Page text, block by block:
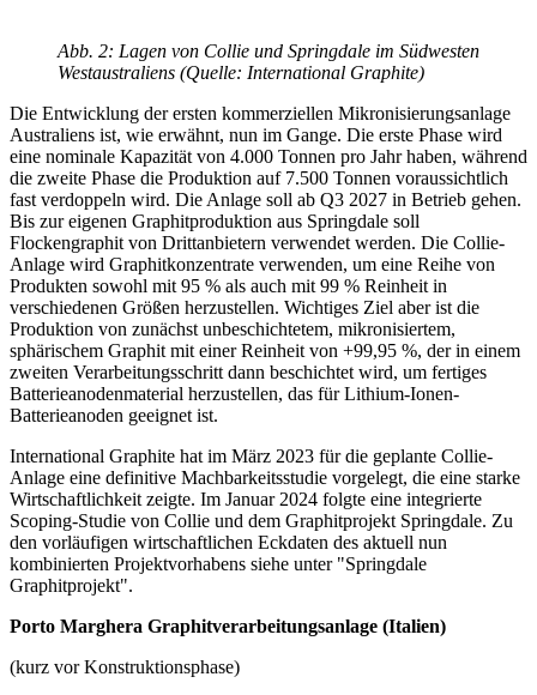
Abb. 2: Lagen von Collie und Springdale im Südwesten
Westaustraliens (Quelle: International Graphite)
Die Entwicklung der ersten kommerziellen Mikronisierungsanlage
Australiens ist, wie erwähnt, nun im Gange. Die erste Phase wird
eine nominale Kapazität von 4.000 Tonnen pro Jahr haben, während
die zweite Phase die Produktion auf 7.500 Tonnen voraussichtlich
fast verdoppeln wird. Die Anlage soll ab Q3 2027 in Betrieb gehen.
Bis zur eigenen Graphitproduktion aus Springdale soll
Flockengraphit von Drittanbietern verwendet werden. Die Collie-
Anlage wird Graphitkonzentrate verwenden, um eine Reihe von
Produkten sowohl mit 95 % als auch mit 99 % Reinheit in
verschiedenen Größen herzustellen. Wichtiges Ziel aber ist die
Produktion von zunächst unbeschichtetem, mikronisiertem,
sphärischem Graphit mit einer Reinheit von +99,95 %, der in einem
zweiten Verarbeitungsschritt dann beschichtet wird, um fertiges
Batterieanodenmaterial herzustellen, das für Lithium-Ionen-
Batterieanoden geeignet ist.
International Graphite hat im März 2023 für die geplante Collie-
Anlage eine definitive Machbarkeitsstudie vorgelegt, die eine starke
Wirtschaftlichkeit zeigte. Im Januar 2024 folgte eine integrierte
Scoping-Studie von Collie und dem Graphitprojekt Springdale. Zu
den vorläufigen wirtschaftlichen Eckdaten des aktuell nun
kombinierten Projektvorhabens siehe unter "Springdale
Graphitprojekt".
Porto Marghera Graphitverarbeitungsanlage (Italien)
(kurz vor Konstruktionsphase)